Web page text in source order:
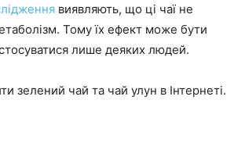
виявляють, що ці чаї не
Тому їх ефект може бути
лише деяких людей.
зелений чай та чай улун в Інтернеті.